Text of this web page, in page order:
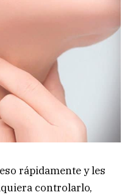
rápidamente y les
controlarlo,